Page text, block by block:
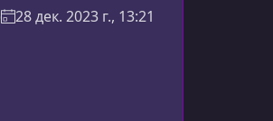
ключевых
приложений.
начинает и
28 дек. 2023 г., 13:21